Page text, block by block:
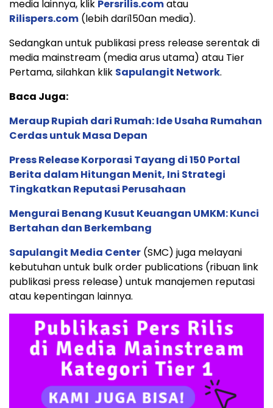
media lainnya, klik Persrilis.comatau
Rilispers.com (lebih dari150an media).
Sedangkan untuk publikasi press release serentak di
media mainstream (media arus utama) atau Tier
Pertama, silahkan klik Sapulangit Network.
Baca Juga:
Meraup Rupiah dari Rumah: Ide Usaha Rumahan
Cerdas untuk Masa Depan
Press Release Korporasi Tayang di 150 Portal
Berita dalam Hitungan Menit, Ini Strategi
Tingkatkan Reputasi Perusahaan
Mengurai Benang Kusut Keuangan UMKM: Kunci
Bertahan dan Berkembang
Sapulangit Media Center (SMC) juga melayani
kebutuhan untuk bulk order publications (ribuan link
publikasi press release) untuk manajemen reputasi
atau kepentingan lainnya.